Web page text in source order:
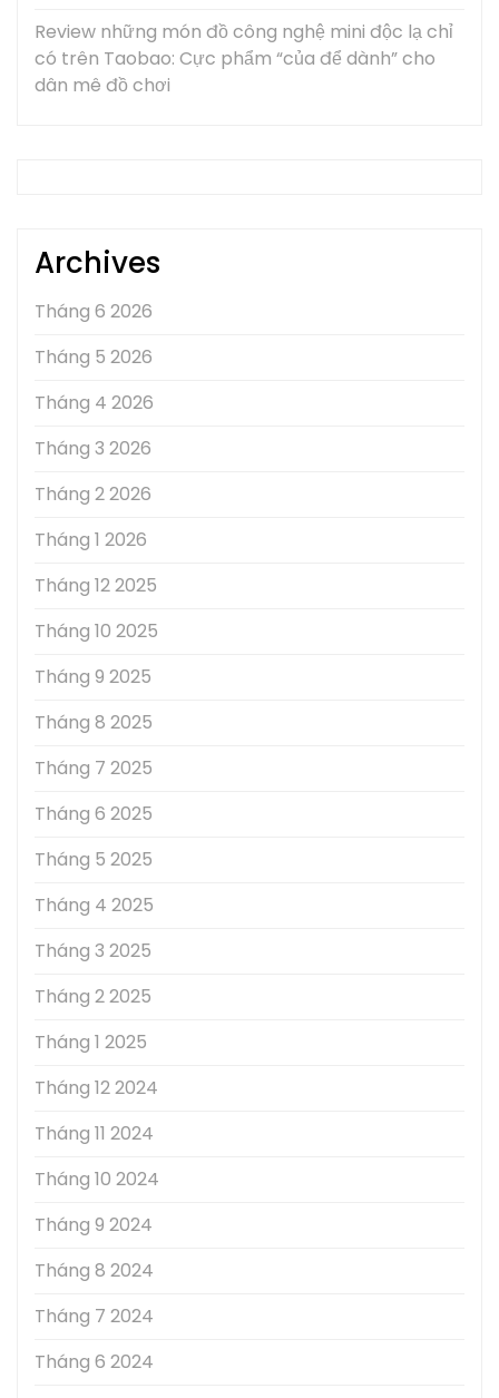
Review những món đồ công nghệ mini độc lạ chỉ
có trên Taobao: Cực phẩm “của để dành” cho
dân mê đồ chơi
Archives
Tháng 6 2026
Tháng 5 2026
Tháng 4 2026
Tháng 3 2026
Tháng 2 2026
Tháng 1 2026
Tháng 12 2025
Tháng 10 2025
Tháng 9 2025
Tháng 8 2025
Tháng 7 2025
Tháng 6 2025
Tháng 5 2025
Tháng 4 2025
Tháng 3 2025
Tháng 2 2025
Tháng 1 2025
Tháng 12 2024
Tháng 11 2024
Tháng 10 2024
Tháng 9 2024
Tháng 8 2024
Tháng 7 2024
Tháng 6 2024